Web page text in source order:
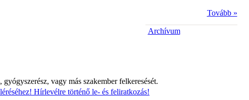
Tovább »
Archívum
vagy más szakember felkeresését.
Hírlevélre történő le- és feliratkozás!